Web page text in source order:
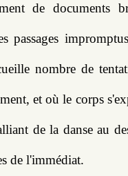
de documents
passages
nombre de
et où le corps
de la danse au
de l'immédiat.